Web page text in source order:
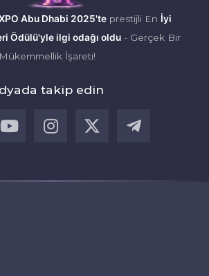
Abu Dhabi 2025'te prestijli En İyi
Ödülü'yle ilgi odağı oldu - Gerçek Bir
Mükemmellik İşareti!
takip edin